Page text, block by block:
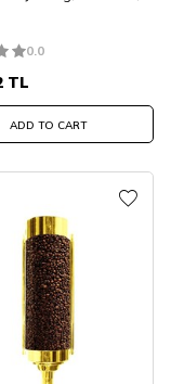
0.0
TL
ADD TO CART